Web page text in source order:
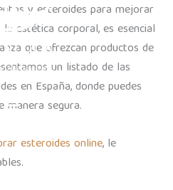
y esteroides para mejorar
estética corporal, es esencial
que ofrezcan productos de
un listado de las
en España, donde puedes
manera segura.
esteroides online, le